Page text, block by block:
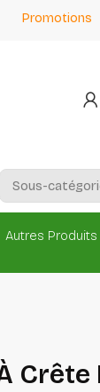
Promotions
Autres Produits